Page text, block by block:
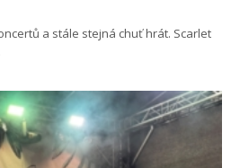
a stále stejná chuť hrát. Scarlet